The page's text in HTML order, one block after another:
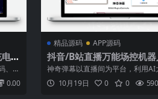
系
亭
、后
，
作管
0.00
精品源码 APP源码
抖音/B站直播万能场控机器
姬+答谢姬+回复姬+点歌姬
骚操作，目前唯一可编程机
神奇弹幕以直播间为平台，利用AI
络通信技术、音视频技术、智能控
播有关的功能集成，构建高效的现
10月19日 0 0 590